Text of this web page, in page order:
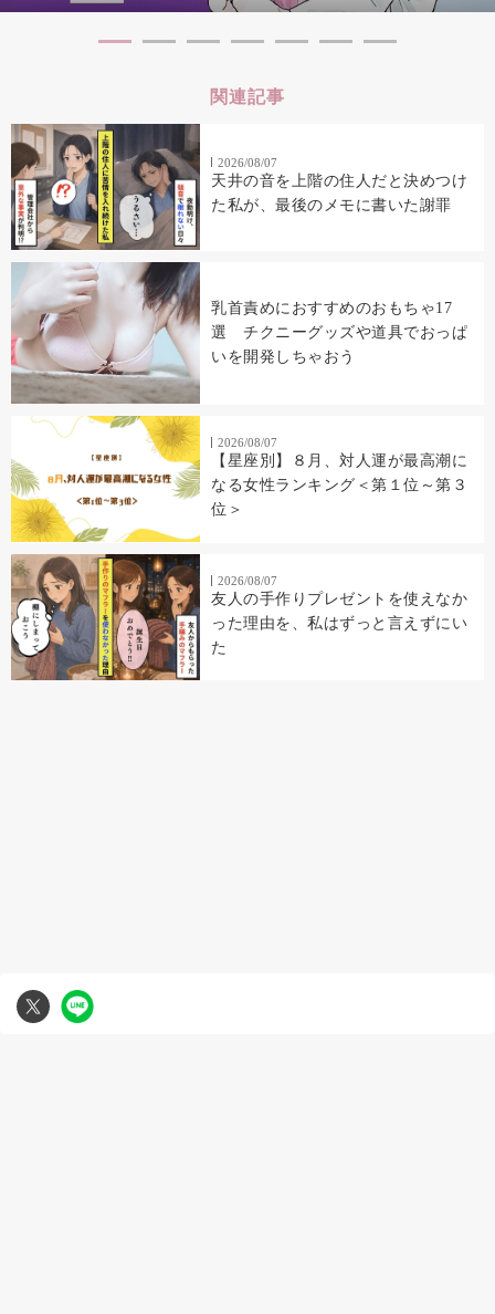
関連記事
2026/08/07
天井の音を上階の住人だと決めつけ
た私が、最後のメモに書いた謝罪
乳首責めにおすすめのおもちゃ17
選 チクニーグッズや道具でおっぱ
いを開発しちゃおう
2026/08/07
【星座別】８月、対人運が最高潮に
なる女性ランキング＜第１位～第３
位＞
2026/08/07
友人の手作りプレゼントを使えなか
った理由を、私はずっと言えずにい
た